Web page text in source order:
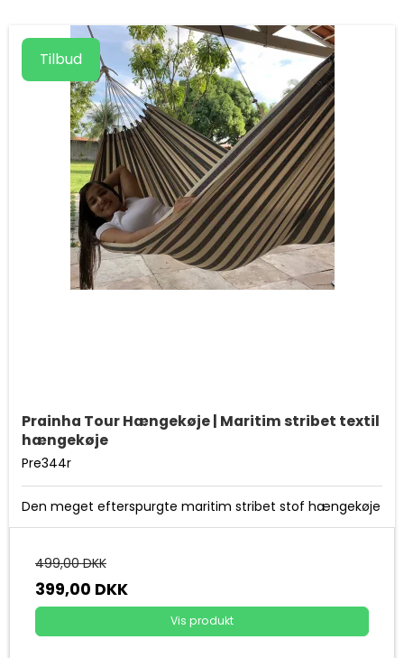
Tilbud
Prainha Tour Hængekøje | Maritim stribet textil
hængekøje
Pre344r
Den meget efterspurgte maritim stribet stof hængekøje
499,00 DKK
399,00 DKK
Vis produkt